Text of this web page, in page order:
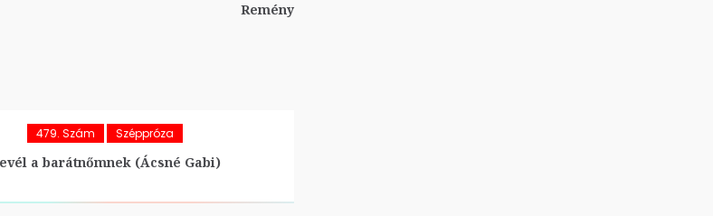
Remény
479. Szám Széppróza
a barátnőmnek (Ácsné Gabi)